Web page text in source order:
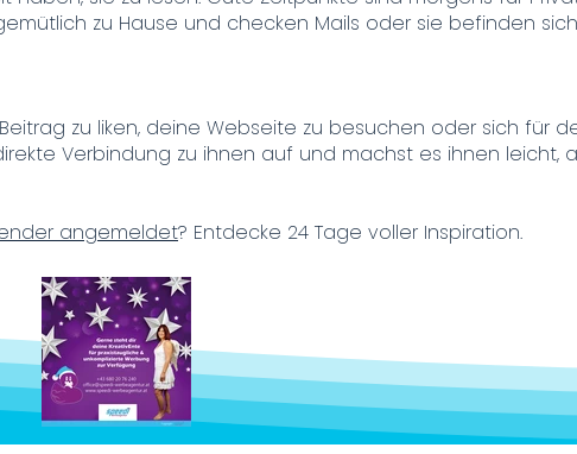
zu Hause und checken Mails oder sie befinden
zu liken, deine Webseite zu besuchen oder sich für
Verbindung zu ihnen auf und machst es ihnen leicht,
angemeldet? Entdecke 24 Tage voller Inspiration.